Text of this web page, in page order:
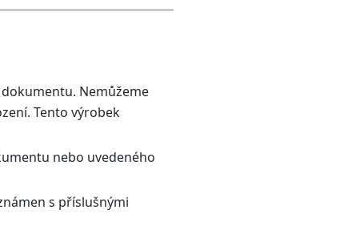
Nemůžeme
Tento výrobek
nebo uvedeného
s příslušnými